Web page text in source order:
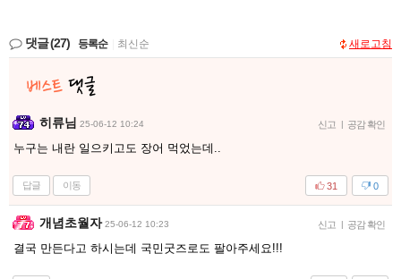
댓글(27) 등록순 최신순 새로고침
히류님 25-06-12 10:24 신고 | 공감 확인
누구는 내란 일으키고도 장어 먹었는데..
답글 이동 0
31
개념초월자 25-06-12 10:23 신고 | 공감 확인
결국 만든다고 하시는데 국민굿즈로도 팔아주세요!!!